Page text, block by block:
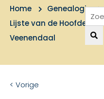
Home Genealogie
Lijste van de Hoofden
Veenendaal
< Vorige